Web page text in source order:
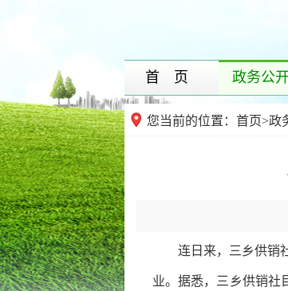
首 页 政务公开
您当前的位置： 首页>政
连日来，三乡供销社
业。据悉，三乡供销社